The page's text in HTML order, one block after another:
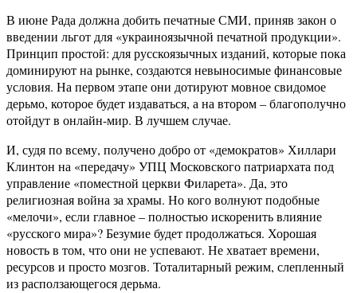
В июне Рада должна добить печатные СМИ, приняв закон о
введении льгот для «украиноязычной печатной продукции».
Принцип простой: для русскоязычных изданий, которые пока
доминируют на рынке, создаются невыносимые финансовые
условия. На первом этапе они дотируют мовное свидомое
дерьмо, которое будет издаваться, а на втором – благополучно
отойдут в онлайн-мир. В лучшем случае.
И, судя по всему, получено добро от «демократов» Хиллари
Клинтон на «передачу» УПЦ Московского патриархата под
управление «поместной церкви Филарета». Да, это
религиозная война за храмы. Но кого волнуют подобные
«мелочи», если главное – полностью искоренить влияние
«русского мира»? Безумие будет продолжаться. Хорошая
новость в том, что они не успевают. Не хватает времени,
ресурсов и просто мозгов. Тоталитарный режим, слепленный
из расползающегося дерьма.